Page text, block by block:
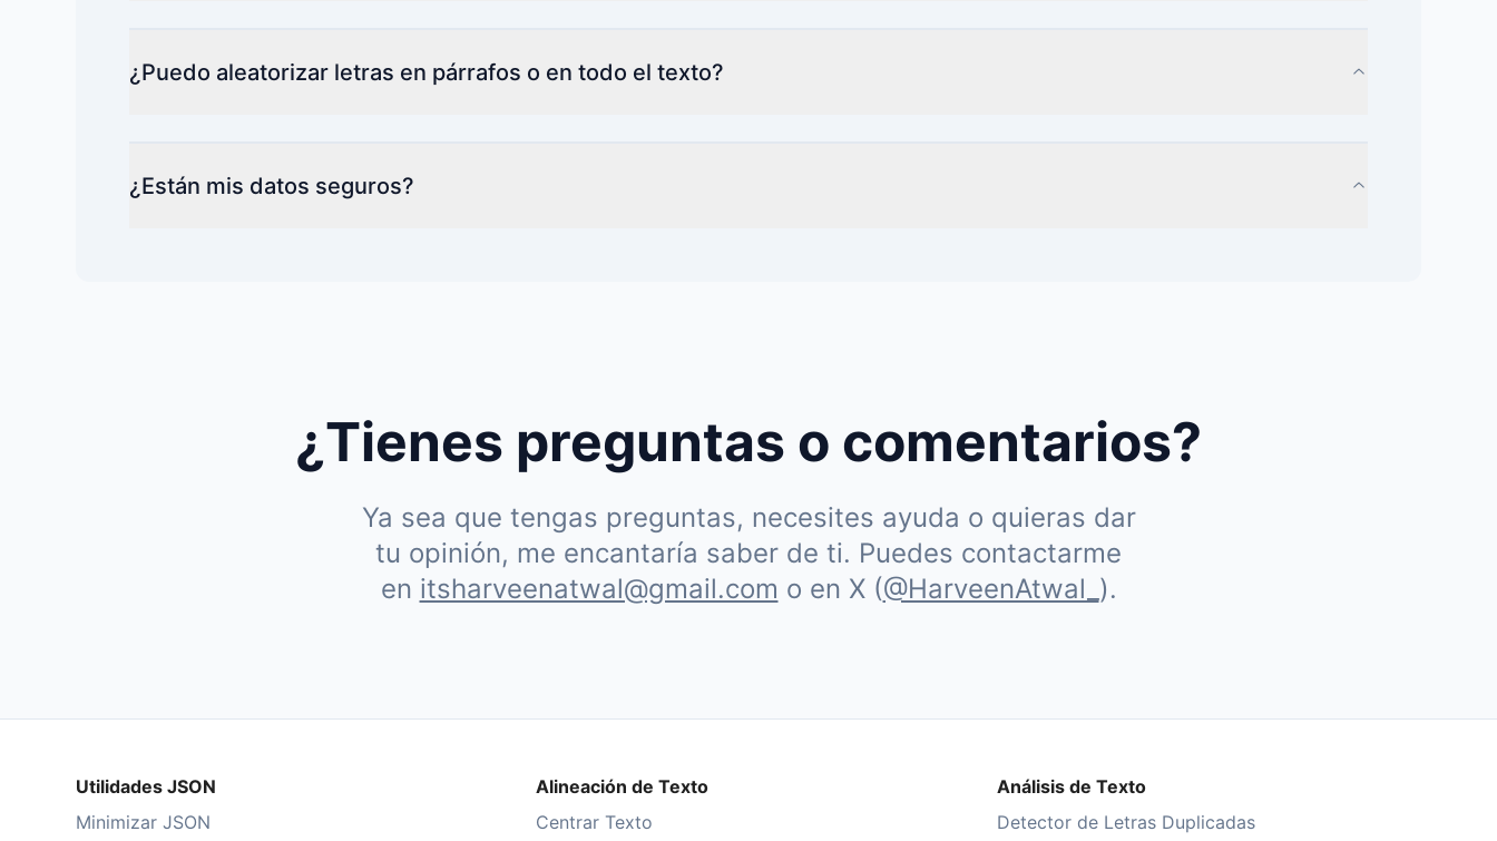
¿Puedo aleatorizar letras en párrafos o en todo el texto?
¿Están mis datos seguros?
¿Tienes preguntas o comentarios?
Ya sea que tengas preguntas, necesites ayuda o quieras dar
tu opinión, me encantaría saber de ti. Puedes contactarme
en itsharveenatwal@gmail.com o en X (@HarveenAtwal_ ).
Utilidades JSON
Minimizar JSON
Alineación de Texto
Centrar Texto
Análisis de Texto
Detector de Letras Duplicadas